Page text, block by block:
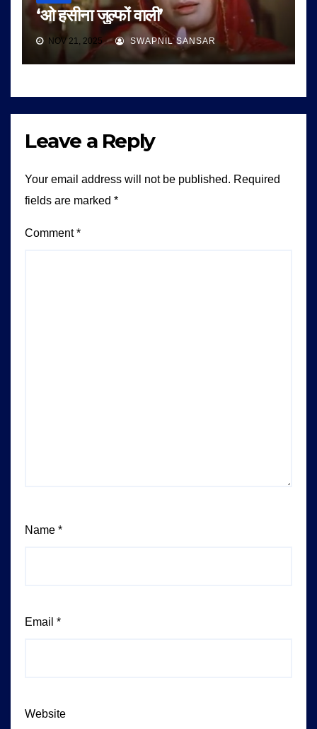
‘ओ हसीना जुल्फों वाली’
NOV 21, 2025 SWAPNIL SANSAR
Leave a Reply
Your email address will not be published. Required
fields are marked *
Comment*
Name *
Email *
Website